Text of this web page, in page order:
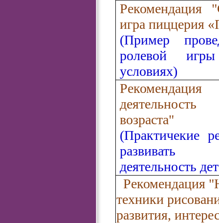
Рекомендация
игра пиццерия
(Пример
ролевой
условиях)
возраста"
(Практичекие
развивать
деятельность
Рекомендация
техники
развития,